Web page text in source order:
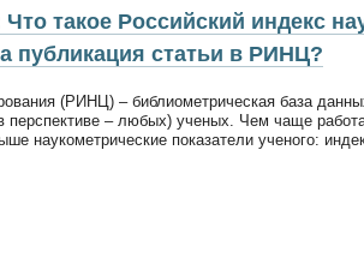
такое Российский индекс
публикация статьи в РИНЦ?
(РИНЦ) – библиометрическая база
перспективе – любых) ученых. Чем чаще
наукометрические показатели ученого: